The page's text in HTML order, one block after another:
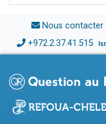
Nous contacter
+972.2.37.41.515